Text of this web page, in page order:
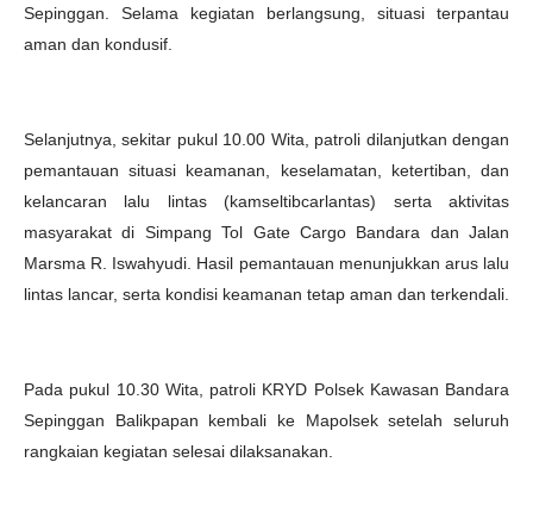
Sepinggan. Selama kegiatan berlangsung, situasi terpantau
aman dan kondusif.
Selanjutnya, sekitar pukul 10.00 Wita, patroli dilanjutkan dengan
pemantauan situasi keamanan, keselamatan, ketertiban, dan
kelancaran lalu lintas (kamseltibcarlantas) serta aktivitas
masyarakat di Simpang Tol Gate Cargo Bandara dan Jalan
Marsma R. Iswahyudi. Hasil pemantauan menunjukkan arus lalu
lintas lancar, serta kondisi keamanan tetap aman dan terkendali.
Pada pukul 10.30 Wita, patroli KRYD Polsek Kawasan Bandara
Sepinggan Balikpapan kembali ke Mapolsek setelah seluruh
rangkaian kegiatan selesai dilaksanakan.